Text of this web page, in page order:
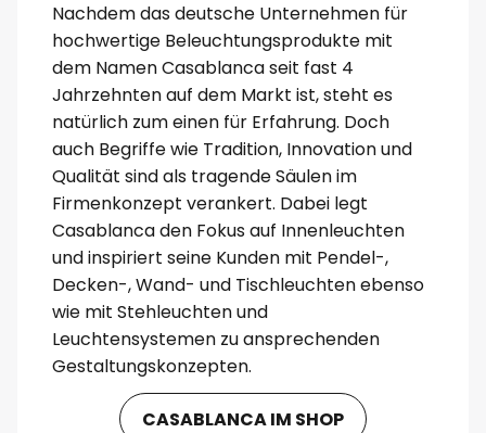
Nachdem das deutsche Unternehmen für
hochwertige Beleuchtungsprodukte mit
dem Namen Casablanca seit fast 4
Jahrzehnten auf dem Markt ist, steht es
natürlich zum einen für Erfahrung. Doch
auch Begriffe wie Tradition, Innovation und
Qualität sind als tragende Säulen im
Firmenkonzept verankert. Dabei legt
Casablanca den Fokus auf Innenleuchten
und inspiriert seine Kunden mit Pendel-,
Decken-, Wand- und Tischleuchten ebenso
wie mit Stehleuchten und
Leuchtensystemen zu ansprechenden
Gestaltungskonzepten.
CASABLANCA IM SHOP